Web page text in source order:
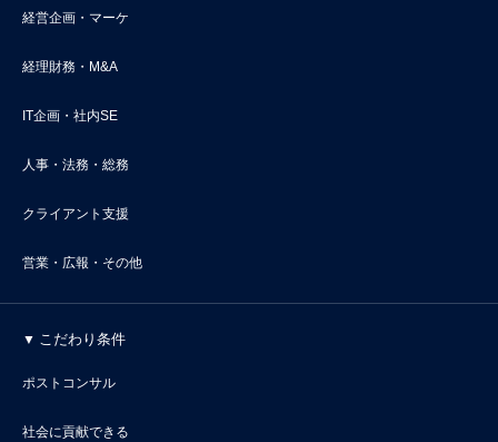
経営企画・マーケ
経理財務・M&A
IT企画・社内SE
人事・法務・総務
クライアント支援
営業・広報・その他
こだわり条件
ポストコンサル
社会に貢献できる